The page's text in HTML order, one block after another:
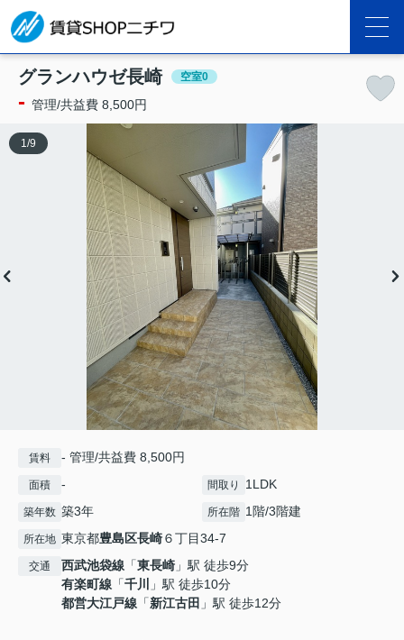
グランハウゼ長崎 空室0
- 管理/共益費 8,500円
1 /9
賃料 - 管理/共益費 8,500円
面積 - 間取り 1LDK
築年数 築3年 所在階 1階/3階建
所在地 東京都豊島区長崎６丁目34-7
交通 西武池袋線 「東長崎 」駅 徒歩9分
有楽町線 「千川
」駅 徒歩10分
都営大江戸線 「新江古田 」駅 徒歩12分